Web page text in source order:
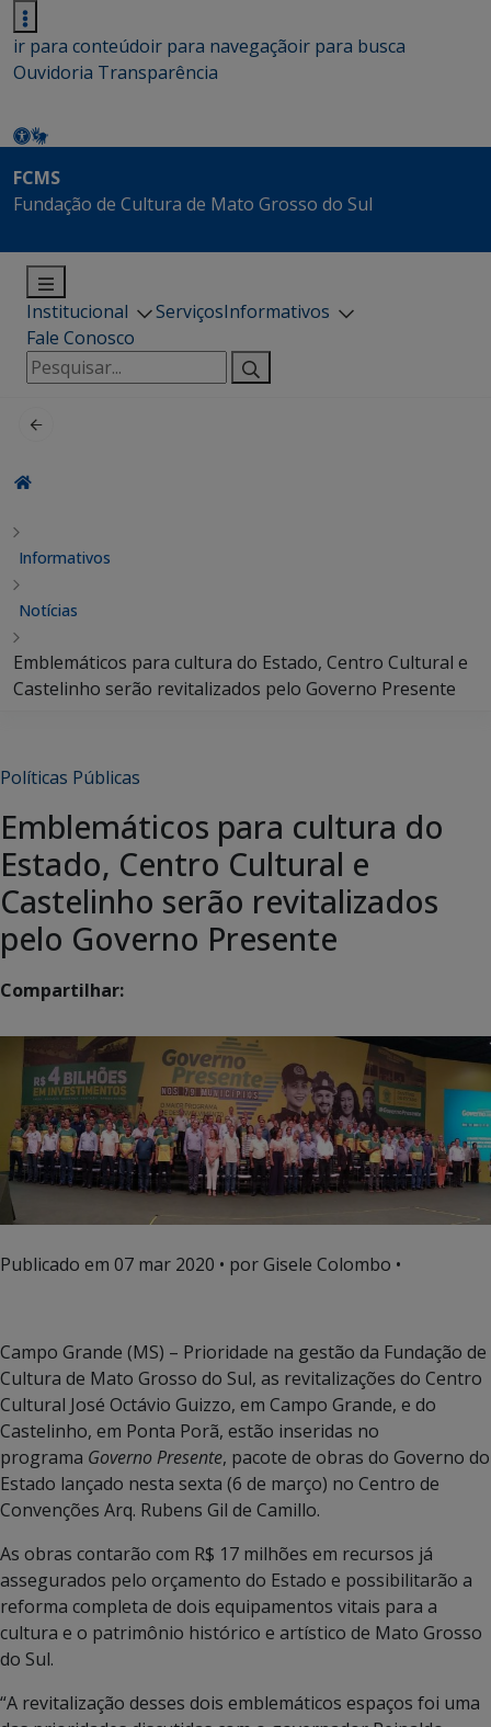
ir para conteúdoir para navegaçãoir para busca
Ouvidoria Transparência
FCMS
Fundação de Cultura de Mato Grosso do Sul
Institucional ServiçosInformativos
Fale Conosco
Pesquisar
por:
Informativos
Notícias
Emblemáticos para cultura do Estado, Centro Cultural e
Castelinho serão revitalizados pelo Governo Presente
Políticas Públicas
Emblemáticos para cultura do
Estado, Centro Cultural e
Castelinho serão revitalizados
pelo Governo Presente
Compartilhar:
Publicado em 07 mar 2020 • por Gisele Colombo •
Campo Grande (MS) – Prioridade na gestão da Fundação de
Cultura de Mato Grosso do Sul, as revitalizações do Centro
Cultural José Octávio Guizzo, em Campo Grande, e do
Castelinho, em Ponta Porã, estão inseridas no
programa Governo Presente, pacote de obras do Governo do
Estado lançado nesta sexta (6 de março) no Centro de
Convenções Arq. Rubens Gil de Camillo.
As obras contarão com R$ 17 milhões em recursos já
assegurados pelo orçamento do Estado e possibilitarão a
reforma completa de dois equipamentos vitais para a
cultura e o patrimônio histórico e artístico de Mato Grosso
do Sul.
“A revitalização desses dois emblemáticos espaços foi uma